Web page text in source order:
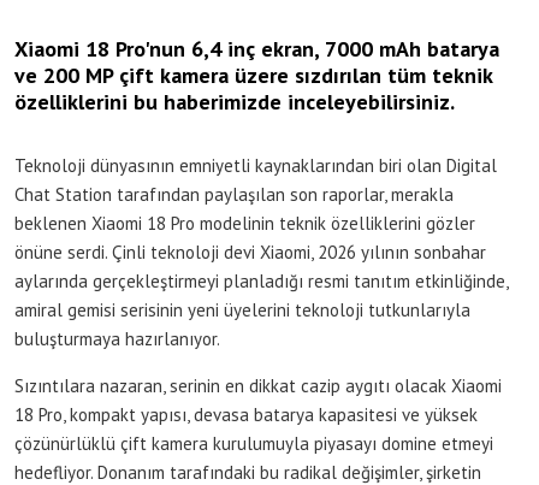
Xiaomi 18 Pro'nun 6,4 inç ekran, 7000 mAh batarya
ve 200 MP çift kamera üzere sızdırılan tüm teknik
özelliklerini bu haberimizde inceleyebilirsiniz.
Teknoloji dünyasının emniyetli kaynaklarından biri olan Digital
Chat Station tarafından paylaşılan son raporlar, merakla
beklenen Xiaomi 18 Pro modelinin teknik özelliklerini gözler
önüne serdi. Çinli teknoloji devi Xiaomi, 2026 yılının sonbahar
aylarında gerçekleştirmeyi planladığı resmi tanıtım etkinliğinde,
amiral gemisi serisinin yeni üyelerini teknoloji tutkunlarıyla
buluşturmaya hazırlanıyor.
Sızıntılara nazaran, serinin en dikkat cazip aygıtı olacak Xiaomi
18 Pro, kompakt yapısı, devasa batarya kapasitesi ve yüksek
çözünürlüklü çift kamera kurulumuyla piyasayı domine etmeyi
hedefliyor. Donanım tarafındaki bu radikal değişimler, şirketin